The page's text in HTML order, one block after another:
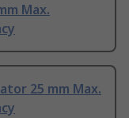
Max.
25 mm Max.